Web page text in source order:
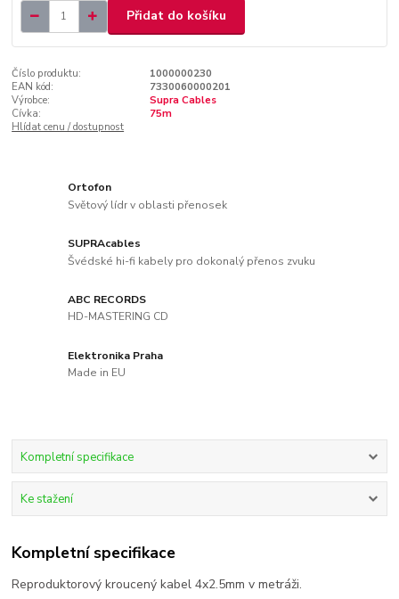
Přidat do košíku
Číslo produktu:
1000000230
EAN kód:
7330060000201
Výrobce:
Supra Cables
Cívka:
75m
Hlídat cenu / dostupnost
Ortofon
Světový lídr v oblasti přenosek
SUPRAcables
Švédské hi-fi kabely pro dokonalý přenos zvuku
ABC RECORDS
HD-MASTERING CD
Elektronika Praha
Made in EU
Kompletní specifikace
Ke stažení
Kompletní specifikace
Reproduktorový kroucený kabel 4x2.5mm v metráži.